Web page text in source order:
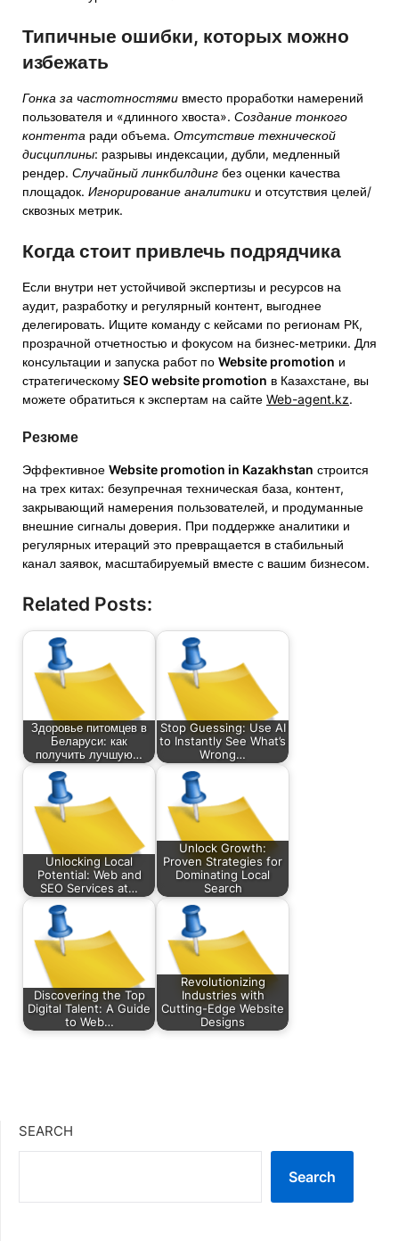
Типичные ошибки, которых можно
избежать
Гонка за частотностями вместо проработки намерений
пользователя и «длинного хвоста». Создание тонкого
контента ради объема. Отсутствие технической
дисциплины: разрывы индексации, дубли, медленный
рендер. Случайный линкбилдинг без оценки качества
площадок. Игнорирование аналитики и отсутствия целей/
сквозных метрик.
Когда стоит привлечь подрядчика
Если внутри нет устойчивой экспертизы и ресурсов на
аудит, разработку и регулярный контент, выгоднее
делегировать. Ищите команду с кейсами по регионам РК,
прозрачной отчетностью и фокусом на бизнес‑метрики. Для
консультации и запуска работ по Website promotion и
стратегическому SEO website promotion в Казахстане, вы
можете обратиться к экспертам на сайте Web-agent.kz.
Резюме
Эффективное Website promotion in Kazakhstan строится
на трех китах: безупречная техническая база, контент,
закрывающий намерения пользователей, и продуманные
внешние сигналы доверия. При поддержке аналитики и
регулярных итераций это превращается в стабильный
канал заявок, масштабируемый вместе с вашим бизнесом.
Related Posts:
Здоровье питомцев в
Беларуси: как
получить лучшую…
Stop Guessing: Use AI
to Instantly See What’s
Wrong…
Unlocking Local
Potential: Web and
SEO Services at…
Unlock Growth:
Proven Strategies for
Dominating Local
Search
Discovering the Top
Digital Talent: A Guide
to Web…
Revolutionizing
Industries with
Cutting-Edge Website
Designs
SEARCH
Search